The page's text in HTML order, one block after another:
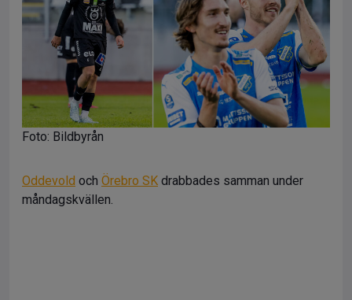
Foto: Bildbyrån
Oddevold och Örebro SK drabbades samman under
måndagskvällen.